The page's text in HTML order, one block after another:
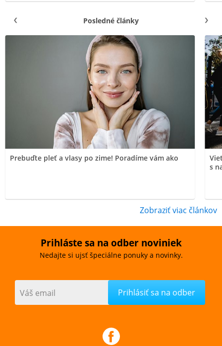
Posledné články
Prebuďte pleť a vlasy po zime! Poradíme vám ako
s
Zobraziť viac článkov
Prihláste sa na odber noviniek
Nedajte si ujsť špeciálne ponuky a novinky.
Váš email